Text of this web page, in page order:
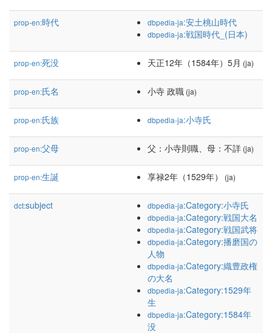
prop-en:時代 dbpedia-ja:安土桃山時代
dbpedia-ja:戦国時代_(日本)
prop-en:死没 天正12年（1584年）5月 (ja)
prop-en:氏名 小寺 政職 (ja)
prop-en:氏族 dbpedia-ja:小寺氏
prop-en:父母 父：小寺則職、母：不詳 (ja)
prop-en:生誕 享禄2年（1529年） (ja)
dct:subject dbpedia-ja:Category:小寺氏
dbpedia-ja:Category:戦国大名
dbpedia-ja:Category:戦国武将
dbpedia-ja:Category:播磨国の
人物
dbpedia-ja:Category:織豊政権
の大名
dbpedia-ja:Category:1529年
生
dbpedia-ja:Category:1584年
没